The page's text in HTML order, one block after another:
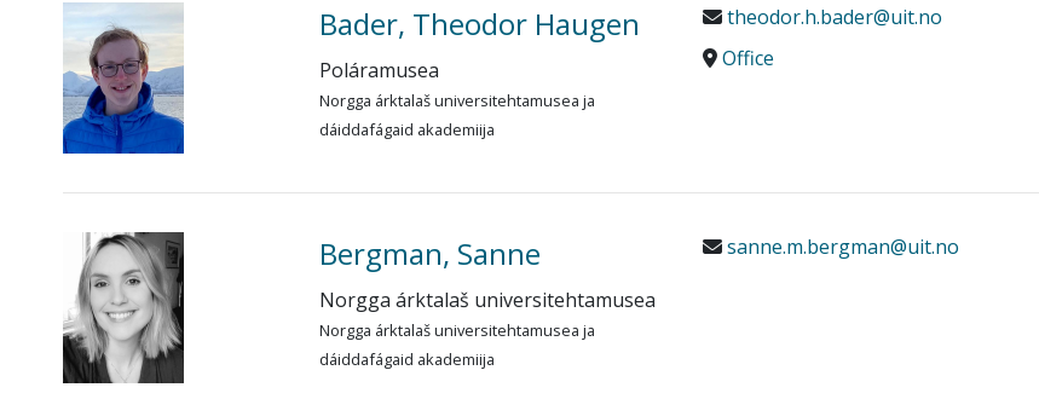
Bader, Theodor Haugen
Poláramusea
Norgga árktalaš universitehtamusea ja
dáiddafágaid akademiija
theodor.h.bader@uit.no
Office
Bergman, Sanne
Norgga árktalaš universitehtamusea
Norgga árktalaš universitehtamusea ja
dáiddafágaid akademiija
sanne.m.bergman@uit.no